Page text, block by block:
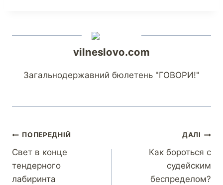
vilneslovo.com
Загальнодержавний бюлетень "ГОВОРИ!"
ПОПЕРЕДНІЙ
Свет в конце
тендерного
лабиринта
ДАЛІ
Как бороться с
судейским
беспределом?